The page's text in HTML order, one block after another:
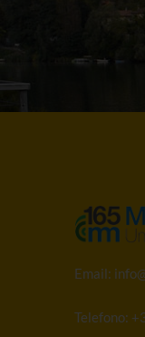
Email:
Telefono: